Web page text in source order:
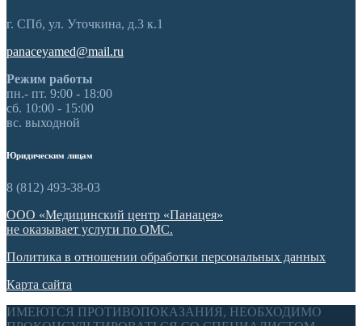
г. СПб, ул. Уточкина, д.3 к.1
panaceyamed@mail.ru
Режим работы
пн.- пт. 9:00 - 18:00
сб. 10:00 - 15:00
вс. выходной
Юридическим лицам
8 (812) 493-38-03
ООО «Медицинский центр «Панацея»
не оказывает услуги по ОМС.
Политика в отношении обработки персональных данных
Карта сайта
ИМЕЮТСЯ ПРОТИВОПОКАЗАНИЯ, НЕОБХОДИМО